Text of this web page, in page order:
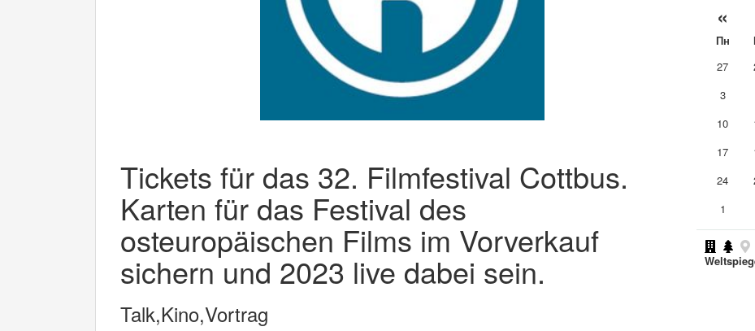
Tickets für das 32. Filmfestival Cottbus.
Karten für das Festival des
osteuropäischen Films im Vorverkauf
sichern und 2023 live dabei sein.
Talk,Kino,Vortrag
«
Пн
27
3
10
17
24
1